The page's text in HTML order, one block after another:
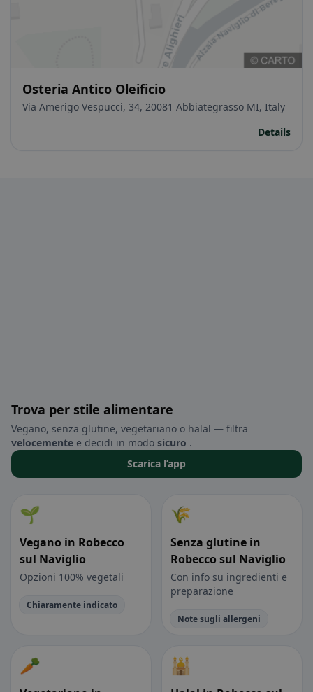
Osteria Antico Oleificio
Via Amerigo Vespucci, 34, 20081 Abbiategrasso MI, Italy
Details
Trova per stile alimentare
Vegano, senza glutine, vegetariano o halal — filtra
velocemente e decidi in modo sicuro .
Scarica l’app
🌱
Vegano in Robecco
sul Naviglio
Opzioni 100% vegetali
Chiaramente indicato
🌾
Senza glutine in
Robecco sul Naviglio
Con info su ingredienti e
preparazione
Note sugli allergeni
🥕 🕌